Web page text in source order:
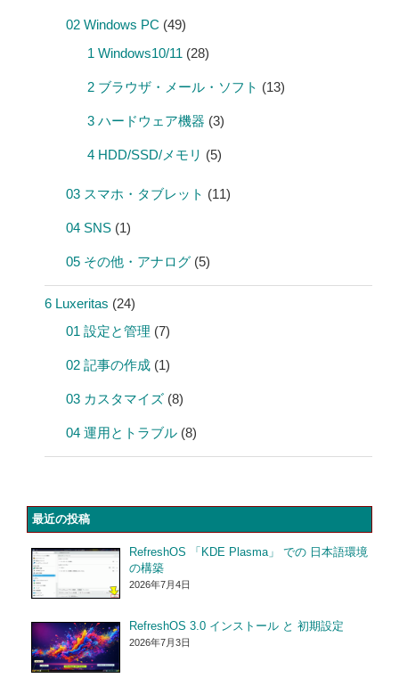
02 Windows PC (49)
1 Windows10/11 (28)
2 ブラウザ・メール・ソフト (13)
3 ハードウェア機器 (3)
4 HDD/SSD/メモリ (5)
03 スマホ・タブレット (11)
04 SNS (1)
05 その他・アナログ (5)
6 Luxeritas (24)
01 設定と管理 (7)
02 記事の作成 (1)
03 カスタマイズ (8)
04 運用とトラブル (8)
最近の投稿
RefreshOS 「KDE Plasma」 での 日本語環境
の構築
2026年7月4日
RefreshOS 3.0 インストール と 初期設定
2026年7月3日